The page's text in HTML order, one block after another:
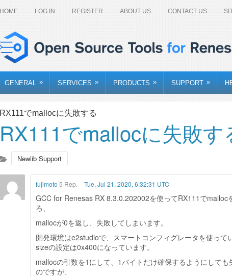
HOME LOG IN REGISTER ABOUT US CONTACT US
GENERAL » SERVICES » PRODUCTS » SUPPORT »
RX111でmallocに失敗する
RX111でmallocに失敗す
Newlib Support
fujimoto 5 Rep. Tue, Jul 21, 2020, 6:32:31 UTC
GCC for Renesas RX 8.3.0.202002を使ってRX111でmalloc
ろ、
mallocが0を返し、失敗してしまいます。
開発環境はe2studioで、スマートコンフィグレータを使って
sizeの設定は0x400になっています。
mallocの引数を1にして、1バイトだけ確保するようにしても
のですが、